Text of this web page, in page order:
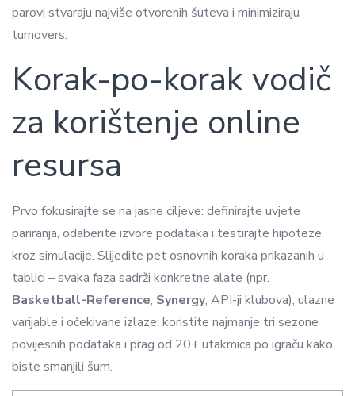
parovi stvaraju najviše otvorenih šuteva i minimiziraju
turnovers.
Korak-po-korak vodič
za korištenje online
resursa
Prvo fokusirajte se na jasne ciljeve: definirajte uvjete
pariranja, odaberite izvore podataka i testirajte hipoteze
kroz simulacije. Slijedite pet osnovnih koraka prikazanih u
tablici – svaka faza sadrži konkretne alate (npr.
Basketball-Reference, Synergy, API-ji klubova), ulazne
varijable i očekivane izlaze; koristite najmanje tri sezone
povijesnih podataka i prag od 20+ utakmica po igraču kako
biste smanjili šum.